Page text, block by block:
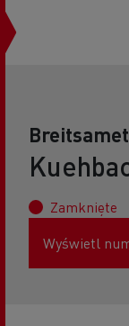
Zamknięte
Wyświetl